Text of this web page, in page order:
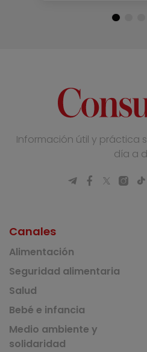
Información útil y práctica
día a
Canales
Alimentación
Seguridad alimentaria
Salud
Bebé e infancia
Medio ambiente y
solidaridad